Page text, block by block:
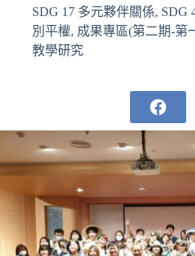
SDG 17 多元夥伴關係, SDG
別平權, 成果專區(第二期-第
教學研究